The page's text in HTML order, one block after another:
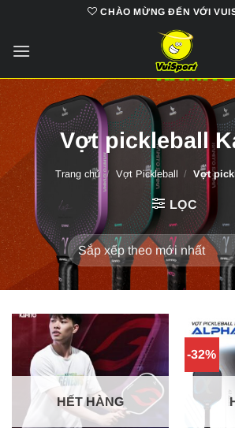
nội
CHÀO MỪNG ĐẾN VỚI
Vợt pickleball
Trang chủ / Vợt Pickleball / Vợt
LỌC
HẾT HÀNG
-32%